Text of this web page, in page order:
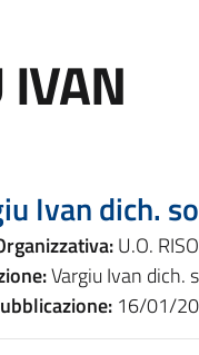
IVAN
Ivan dich.
U.O.
Vargiu Ivan
16/01/